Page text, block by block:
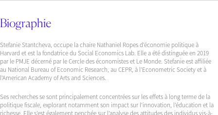
Biographie
Stefanie Stantcheva, occupe la chaire Nathaniel Ropes d’économie politique à
Harvard et est la fondatrice du Social Economics Lab. Elle a été distinguée en 2019
par le PMJE décerné par le Cercle des économistes et Le Monde. Stefanie est affiliée
au National Bureau of Economic Research, au CEPR, à l’Econometric Society et à
l’American Academy of Arts and Sciences.
Ses recherches se sont principalement concentrées sur les effets à long terme de la
politique fiscale, explorant notamment son impact sur l’innovation, l’éducation et la
richesse. Elle s’est également penchée sur l’analyse des attitudes des individus vis-à-